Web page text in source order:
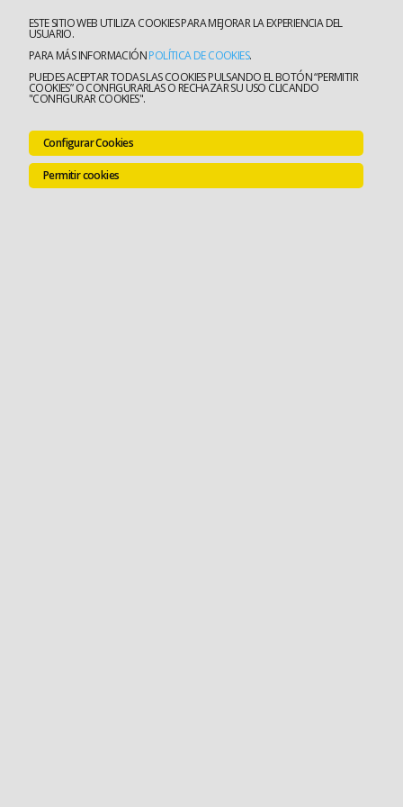
ESTE SITIO WEB UTILIZA COOKIES PARA MEJORAR LA EXPERIENCIA DEL
USUARIO.
PARA MÁS INFORMACIÓNPOLÍTICA DE COOKIES.
PUEDES ACEPTAR TODAS LAS COOKIES PULSANDO EL BOTÓN “PERMITIR
COOKIES” O CONFIGURARLAS O RECHAZAR SU USO CLICANDO
"CONFIGURAR COOKIES".
Configurar Cookies
Permitir cookies